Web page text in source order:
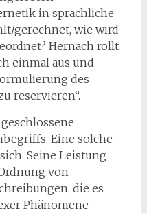
in sprachliche
gerechnet, wie wird
Hernach rollt
einmal aus und
des
reservieren“.
Eine solche
Seine Leistung
von
die es
Phänomene